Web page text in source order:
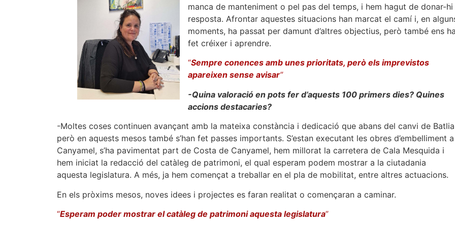
manca de manteniment o pel pas del temps, i hem hagut de donar-hi
resposta. Afrontar aquestes situacions han marcat el camí i, en
moments, ha passat per damunt d’altres objectius, però també ens
fet créixer i aprendre.
“Sempre conences amb unes prioritats, però els imprevistos
apareixen sense avisar”
-Quina valoració en pots fer d’aquests 100 primers dies? Quines
accions destacaries?
-Moltes coses continuen avançant amb la mateixa constància i dedicació que abans del canvi de
però en aquests mesos també s’han fet passes importants. S’estan executant les obres d’embelliment a
Canyamel, s’ha pavimentat part de Costa de Canyamel, hem millorat la carretera de Cala Mesquida i
hem iniciat la redacció del catàleg de patrimoni, el qual esperam podem mostrar a la ciutadania
aquesta legislatura. A més, ja hem començat a treballar en el pla de mobilitat, entre altres actuacions.
En els pròxims mesos, noves idees i projectes es faran realitat o començaran a caminar.
“Esperam poder mostrar el catàleg de patrimoni aquesta legislatura”